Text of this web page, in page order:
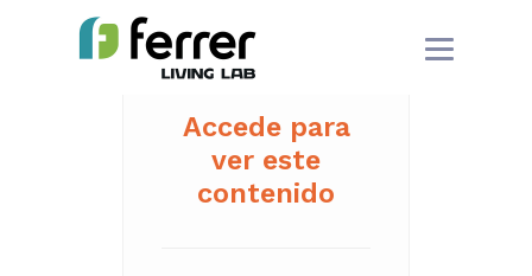
Accede para
ver este
contenido